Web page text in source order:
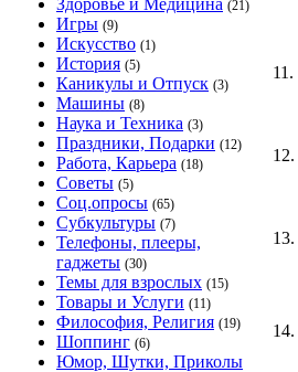
Здоровье и Медицина (21)
Игры (9)
Искусство (1)
История (5)
Каникулы и Отпуск (3)
Машины (8)
Наука и Техника (3)
Праздники, Подарки (12)
Работа, Карьера (18)
Советы (5)
Соц.опросы (65)
Субкультуры (7)
Телефоны, плееры,
гаджеты (30)
Темы для взрослых (15)
Товары и Услуги (11)
Философия, Религия (19)
Шоппинг (6)
Юмор, Шутки, Приколы
11.
12.
13.
14.